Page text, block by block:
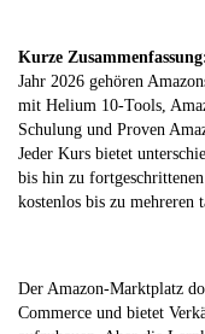
Kurze
Jahr 2026 gehören
mit Helium 10-Tools,
Schulung und Proven
Jeder Kurs bietet
bis hin zu
kostenlos bis zu mehreren
Der Amazon-Marktplatz
Commerce und bietet